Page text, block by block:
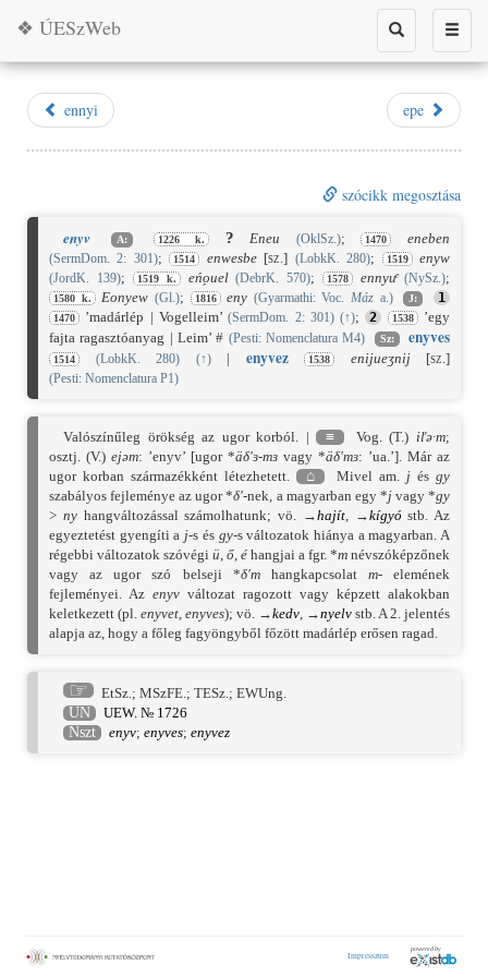
Toggle
Toggle
search
❖ ÚESzWeb
ennyi epe
szócikk megosztása
enyv A: 1226 k. ? Eneu (OklSz.); 1470 eneben
(SermDom. 2: 301); 1514 enwesbe[sz.] (LobkK. 280); 1519 enyw
(JordK. 139); 1519 k. eńo̗uel (DebrK. 570); 1578 ennyuͤ (NySz.);
1580 k. Eonyew (Gl.); 1816 eny (Gyarmathi: Voc.Máz a.) J: 1
1470 ’madárlép | Vogelleim’(SermDom. 2: 301) (↑); 2 1538 ’egy
fajta ragasztóanyag | Leim’ # (Pesti: Nomenclatura M4) Sz: enyves
1514 (LobkK. 280) (↑)| enyvez 1538 enijueʒnij[sz.]
(Pesti: Nomenclatura P1)
Valószínűleg örökség az ugor korból. | ≡ Vog. (T.)iľə·m;
osztj. (V.) ejəm: ’enyv’ [ugor *äδʹɜ-mɜ vagy *äδʹmɜ: ’ua.’]. Már az
ugor korban származékként létezhetett.
⌂ Mivel am. jésgy
szabályos fejleménye az ugor *δʹ-nek, a magyarban egy *jvagy *gy
> nyhangváltozással számolhatunk; vö. →hajít, →kígyó stb. Az
egyeztetést gyengíti a j-s és gy-s változatok hiánya a magyarban. A
régebbi változatok szóvégi ü, ő, é hangjai a fgr. *m névszóképzőnek
vagy az ugor szó belseji *δʹmhangkapcsolat m-elemének
fejleményei. Az enyv változat ragozott vagy képzett alakokban
keletkezett (pl. enyvet, enyves); vö. →kedv, →nyelv stb. A 2. jelentés
alapja az, hogy a főleg fagyöngyből főzött madárlép erősen ragad.
☞ EtSz.;MSzFE.;TESz.;EWUng.
UN
UEW. № 1726
Nszt
enyv;enyves;enyvez